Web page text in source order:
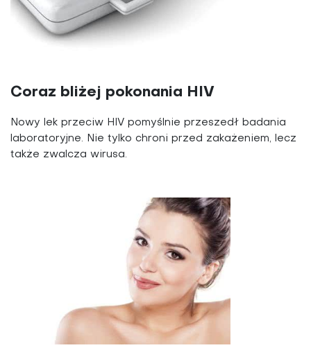
Coraz bliżej pokonania HIV
Nowy lek przeciw HIV pomyślnie przeszedł badania
laboratoryjne. Nie tylko chroni przed zakażeniem, lecz
także zwalcza wirusa.